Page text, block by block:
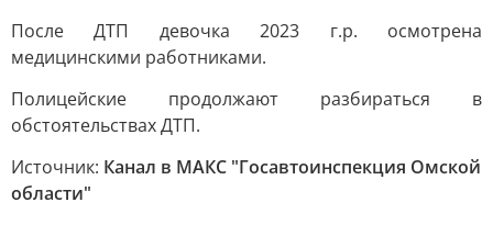
После ДТП девочка 2023 г.р. осмотрена
медицинскими работниками.
Полицейские продолжают разбираться в
обстоятельствах ДТП.
Источник: Канал в МАКС "Госавтоинспекция Омской
области"